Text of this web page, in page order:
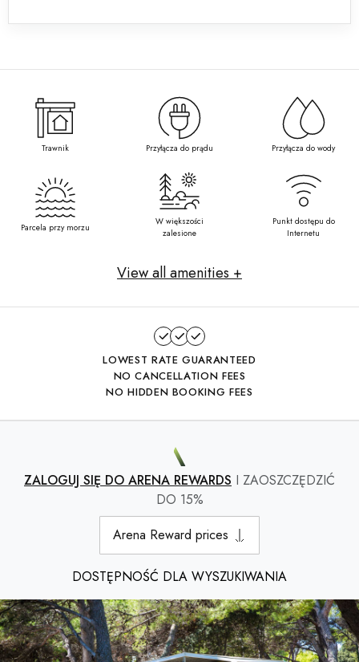
Trawnik Przyłącza do prądu Przyłącza do wody
Parcela przy morzu
W większości
zalesione
Punkt dostępu do
Internetu
View all amenities +
LOWEST RATE GUARANTEED
NO CANCELLATION FEES
NO HIDDEN BOOKING FEES
ZALOGUJ SIĘ DO ARENA REWARDS I ZAOSZCZĘDZIĆ
DO 15%
Arena Reward prices
DOSTĘPNOŚĆ DLA WYSZUKIWANIA